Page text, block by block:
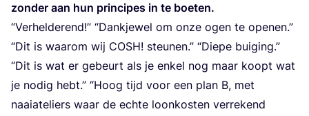
zon­der aan hun prin­ci­pes in te boeten.
“Ver­hel­de­rend!” “Dank­je­wel om onze ogen te ope­nen.”
“Dit is waar­om wij COSH! steu­nen.” “Die­pe bui­ging.”
“Dit is wat er gebeurt als je enkel nog maar koopt wat
je nodig hebt.” “Hoog tijd voor een plan B, met
naai­ate­liers waar de ech­te loon­kos­ten ver­re­kend